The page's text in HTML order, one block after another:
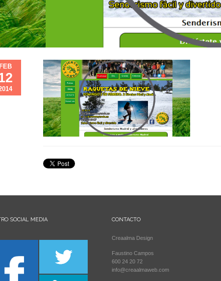
FEB
SOCIAL MEDIA CONTACTO
Creaalma Design
Faustino Campos
600 24 20 72
info@creaalmaweb.com